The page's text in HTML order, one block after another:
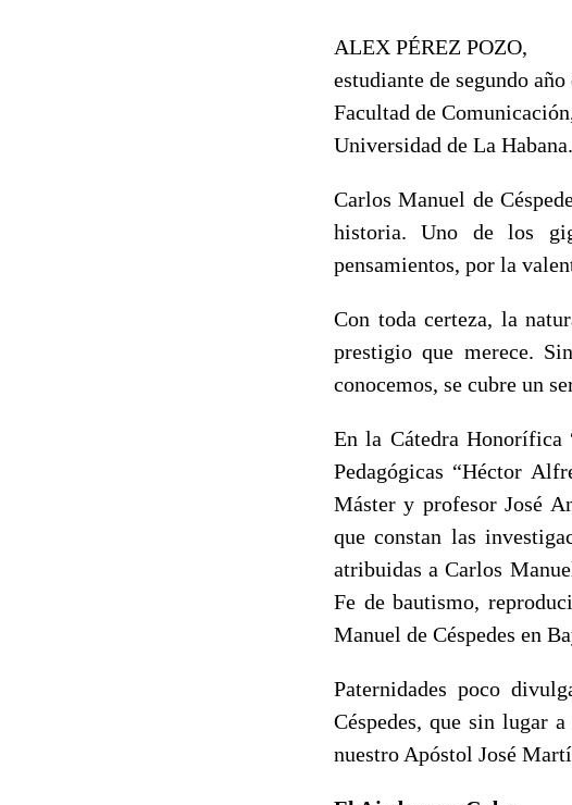
ALEX PÉREZ POZO,
estudiante de segundo
Facultad de
Universidad de La Habana.
Carlos Manuel de
historia. Uno de los
pensamientos, por la
Con toda certeza, la
prestigio que merece.
conocemos, se cubre un
En la Cátedra Honorífica
Pedagógicas “Héctor
Máster y profesor José
que constan las
atribuidas a Carlos
Fe de bautismo,
Manuel de Céspedes en
Paternidades poco
Céspedes, que sin lugar
nuestro Apóstol José